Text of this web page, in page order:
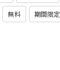
無料 期間限定